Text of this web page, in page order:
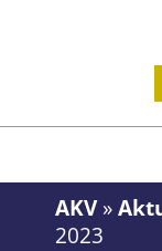
AKV»
2023